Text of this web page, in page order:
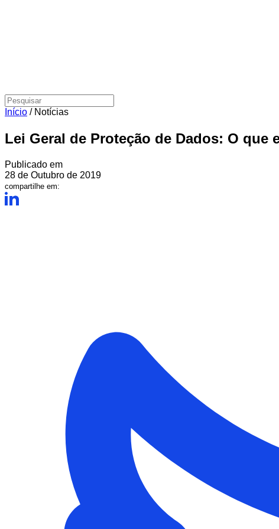
Início / Notícias
Lei Geral de Proteção de Dados: O que
Publicado em
28 de Outubro de 2019
compartilhe em: